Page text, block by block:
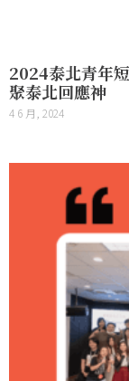
2024泰北青年
聚泰北回應神
4 6 月, 2024